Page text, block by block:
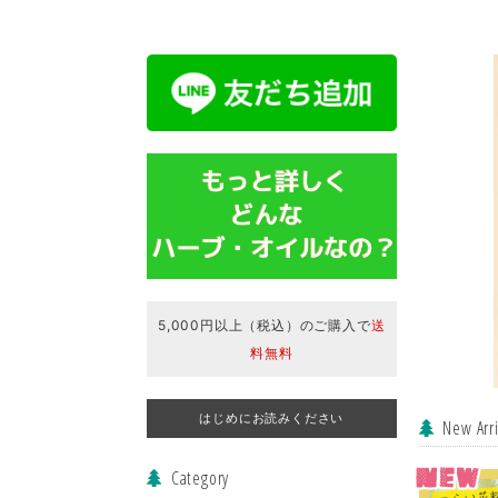
5,000円以上（税込）のご購入で送
料無料
はじめにお読みください
Category
New